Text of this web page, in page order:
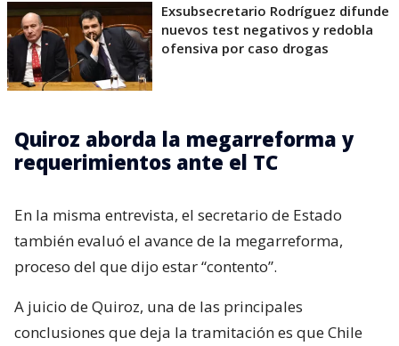
Exsubsecretario Rodríguez difunde
nuevos test negativos y redobla
ofensiva por caso drogas
Quiroz aborda la megarreforma y
requerimientos ante el TC
En la misma entrevista, el secretario de Estado
también evaluó el avance de la megarreforma,
proceso del que dijo estar “contento”.
A juicio de Quiroz, una de las principales
conclusiones que deja la tramitación es que Chile